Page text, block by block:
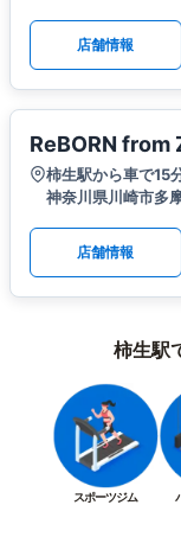
店舗情報
ReBORN from
柿生駅から車で15
神奈川県川崎市多
店舗情報
柿生駅
スポーツジム